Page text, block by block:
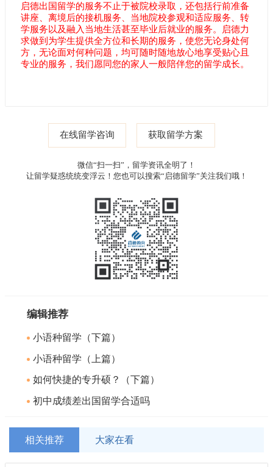
启德出国留学的服务不止于被院校录取，还包括行前准备
讲座、离境后的接机服务、当地院校参观和适应服务、转
学服务以及融入当地生活甚至毕业后就业的服务。启德力
求做到为学生提供全方位和长期的服务，使您无论身处何
方，无论面对何种问题，均可随时随地放心地享受贴心且
专业的服务，我们愿同您的家人一般陪伴您的留学成长。
在线留学咨询 获取留学方案
微信“扫一扫”，留学资讯全明了！
让留学疑惑统统变浮云！您也可以搜索“启德留学”关注我们哦！
编辑推荐
小语种留学（下篇）
小语种留学（上篇）
如何快捷的专升硕？（下篇）
初中成绩差出国留学合适吗
相关推荐 大家在看